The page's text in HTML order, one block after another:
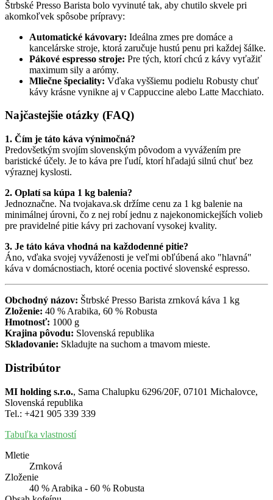
Štrbské Presso Barista bolo vyvinuté tak, aby chutilo skvele pri
akomkoľvek spôsobe prípravy:
Automatické kávovary: Ideálna zmes pre domáce a
kancelárske stroje, ktorá zaručuje hustú penu pri každej šálke.
Pákové espresso stroje: Pre tých, ktorí chcú z kávy vyťažiť
maximum sily a arómy.
Mliečne špeciality: Vďaka vyššiemu podielu Robusty chuť
kávy krásne vynikne aj v Cappuccine alebo Latte Macchiato.
Najčastejšie otázky (FAQ)
1. Čím je táto káva výnimočná?
Predovšetkým svojím slovenským pôvodom a vyvážením pre
baristické účely. Je to káva pre ľudí, ktorí hľadajú silnú chuť bez
výraznej kyslosti.
2. Oplatí sa kúpa 1 kg balenia?
Jednoznačne. Na tvojakava.sk držíme cenu za 1 kg balenie na
minimálnej úrovni, čo z nej robí jednu z najekonomickejších volieb
pre pravidelné pitie kávy pri zachovaní vysokej kvality.
3. Je táto káva vhodná na každodenné pitie?
Áno, vďaka svojej vyváženosti je veľmi obľúbená ako "hlavná"
káva v domácnostiach, ktoré ocenia poctivé slovenské espresso.
Obchodný názov: Štrbské Presso Barista zrnková káva 1 kg
Zloženie: 40 % Arabika, 60 % Robusta
Hmotnosť: 1000 g
Krajina pôvodu: Slovenská republika
Skladovanie: Skladujte na suchom a tmavom mieste.
Distribútor
MI holding s.r.o., Sama Chalupku 6296/20F, 07101 Michalovce,
Slovenská republika
Tel.: +421 905 339 339
Tabuľka vlastností
Mletie
Zrnková
Zloženie
40 % Arabika - 60 % Robusta